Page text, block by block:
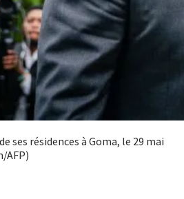
ses résidences à Goma, le 29 mai
AFP)